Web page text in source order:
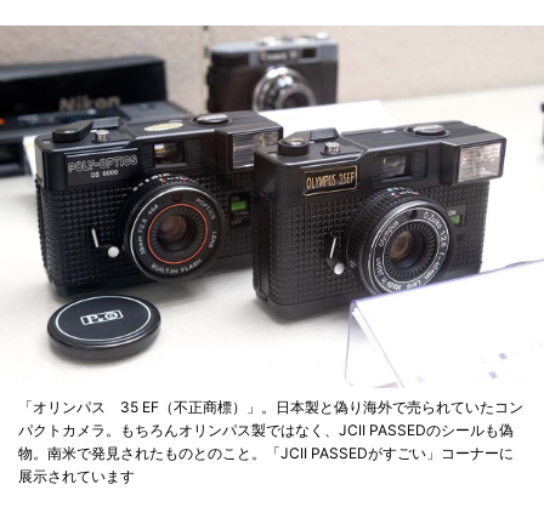
「オリンパス 35 EF（不正商標）」。日本製と偽り海外で売られていたコン
パクトカメラ。もちろんオリンパス製ではなく、JCII PASSEDのシールも偽
物。南米で発見されたものとのこと。「JCII PASSEDがすごい」コーナーに
展示されています